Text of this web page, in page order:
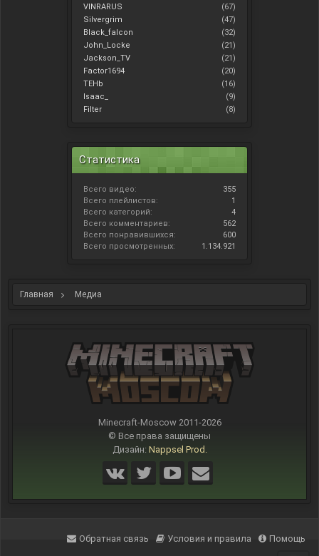
VINRARUS
(67)
Silvergrim
(47)
Black_falcon
(32)
John_Locke
(21)
Jackson_TV
(21)
Factor1694
(20)
TEHb
(16)
Isaac_
(9)
Filter
(8)
Статистика
Всего видео:
355
Всего плейлистов:
1
Всего категорий:
4
Всего комментариев:
562
Всего понравившихся:
600
Всего просмотренных:
1.134.921
Главная Медиа
Minecraft-Moscow 2011-2026
© Все права защищены
Дизайн: Nappsel Prod.
Обратная связь Условия и правила Помощь